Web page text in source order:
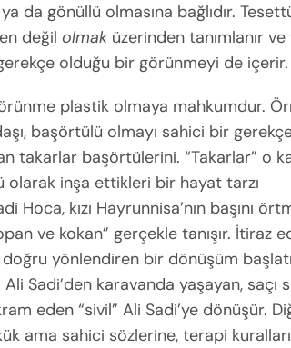
da gönüllü olmasına bağlıdır.
değilolmak üzerinden tanımlanır
olduğu bir görünmeyi de içerir.
plastik olmaya mahkumdur.
başörtülü olmayı sahici bir
takarlar başörtülerini. “Takarlar” o
olarak inşa ettikleri bir hayat tarzı
Hoca, kızı Hayrunnisa’nın başını
ve kokan” gerçekle tanışır. İtiraz
yönlendiren bir dönüşüm
Ali Sadi’den karavanda yaşayan, saçı
eden “sivil” Ali Sadi’ye dönüşür.
ama sahici sözlerine, terapi